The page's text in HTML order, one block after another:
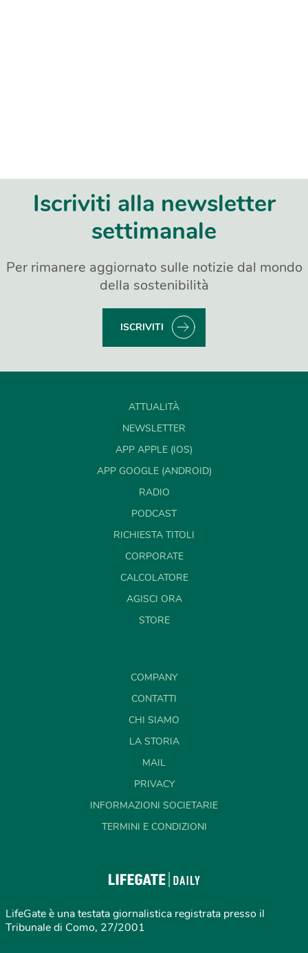
Iscriviti alla newsletter
settimanale
Per rimanere aggiornato sulle notizie dal mondo
della sostenibilità
ISCRIVITI
ATTUALITÀ
NEWSLETTER
APP APPLE (IOS)
APP GOOGLE (ANDROID)
RADIO
PODCAST
RICHIESTA TITOLI
CORPORATE
CALCOLATORE
AGISCI ORA
STORE
COMPANY
CONTATTI
CHI SIAMO
LA STORIA
MAIL
PRIVACY
INFORMAZIONI SOCIETARIE
TERMINI E CONDIZIONI
LifeGate è una testata giornalistica registrata presso il
Tribunale di Como, 27/2001